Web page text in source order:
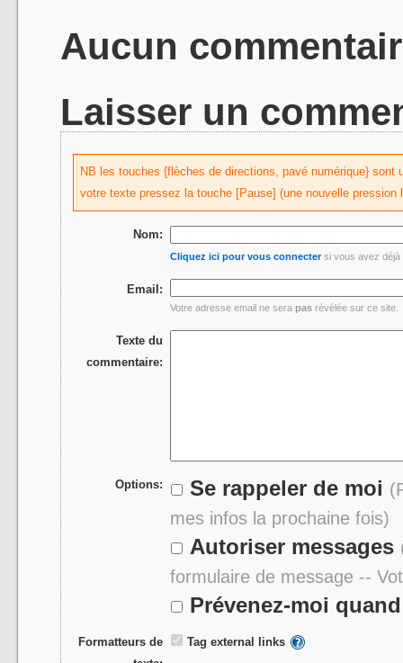
Aucun
Laisser un
NB les touches {flèches de directions, pavé numérique}
votre texte pressez la touche [Pause] (une nouvelle pression
Nom:
Cliquez ici pour vous connectersi vous avez déjà
Email:
Votre adresse email ne serapas révélée sur ce site.
Texte du
commentaire:
Options: Se rappeler de moi
mes infos la prochaine fois)
Autoriser messages
formulaire de message --
Prévenez-moi
Formatteurs de
Tag external links